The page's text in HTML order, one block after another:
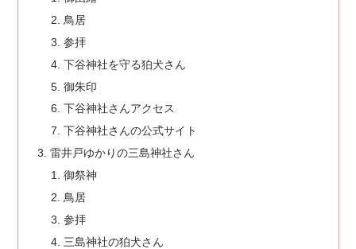
鳥居
参拝
下谷神社を守る狛犬さん
御朱印
下谷神社さんアクセス
下谷神社さんの公式サイト
雷井戸ゆかりの三島神社さん
御祭神
鳥居
参拝
三島神社の狛犬さん